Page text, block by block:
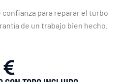
para reparar el turbo
de un trabajo bien hecho.